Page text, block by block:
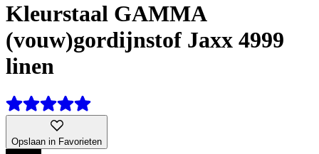
Kleurstaal GAMMA
(vouw)gordijnstof Jaxx 4999
linen
Opslaan in Favorieten